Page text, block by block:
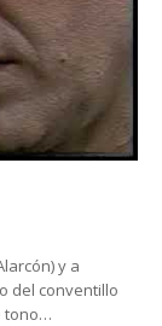
y a
del conventillo
tono…